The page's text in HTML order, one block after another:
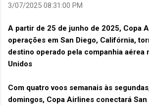
cinco anulam o lucro de um voo inteiro. O
3/07/2025 08:31:00 PM
A partir de 25 de junho de 2025, Copa
operações em San Diego, Califórnia,
destino operado pela companhia aérea
Unidos
Com quatro voos semanais às
domingos, Copa Airlines conectará San